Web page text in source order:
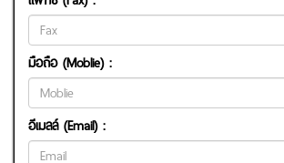
มือถือ (Moblie) :
อีเมลล์ (Email) :